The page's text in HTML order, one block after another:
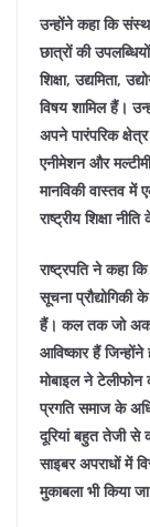
उन्होंने कहा कि
छात्रों की
शिक्षा, उद्यमिता,
विषय शामिल हैं।
अपने पारंपरिक
एनीमेशन और
मानविकी वास्तव
राष्ट्रीय शिक्षा
राष्ट्रपति ने कहा
सूचना
हैं। कल तक जो
आविष्कार हैं
मोबाइल ने
प्रगति समाज के
दूरियां बहुत तेजी से
साइबर अपराधों में
मुकाबला भी किया